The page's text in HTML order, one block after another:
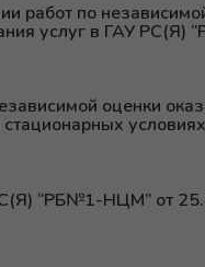
работ по
услуг в ГАУ
оценки
“РБ№1-НЦМ” от